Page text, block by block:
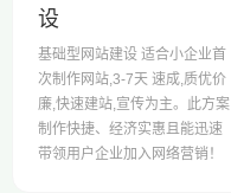
设
基础型网站建设 适合小企业首
次制作网站,3-7天 速成,质优价
廉,快速建站,宣传为主。此方案
制作快捷、经济实惠且能迅速
带领用户企业加入网络营销！